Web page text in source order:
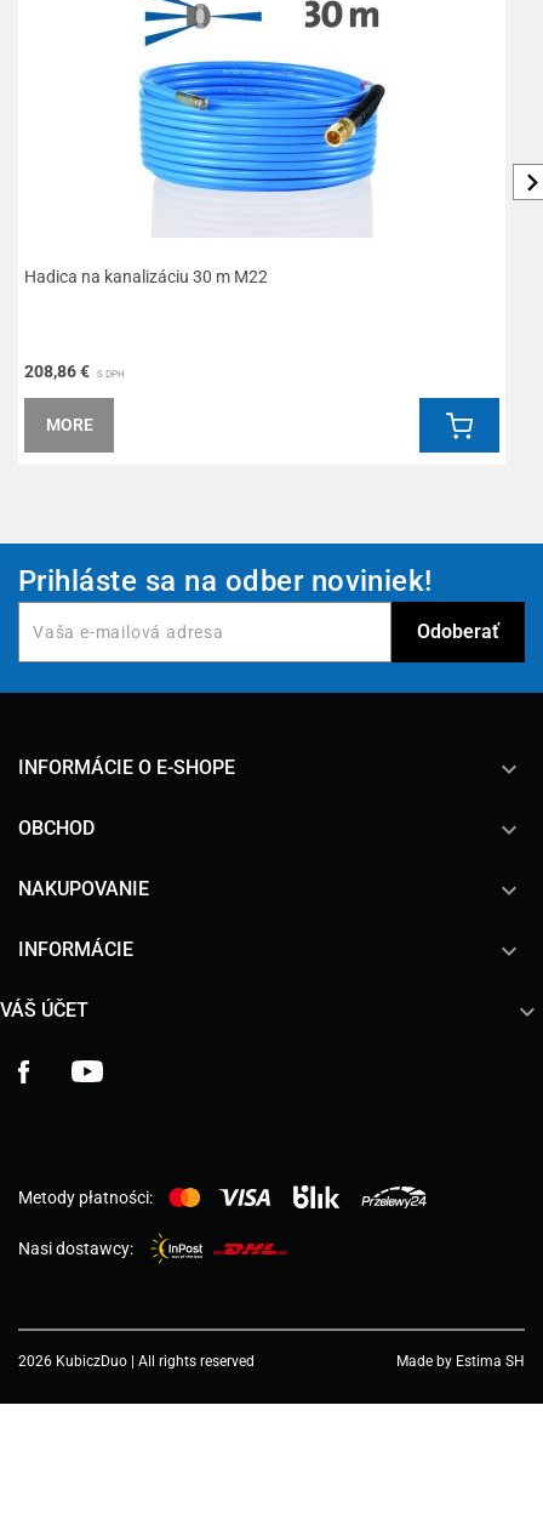
Hadica na kanalizáciu 30 m M22
208,86 € S DPH
MORE
Prihláste sa na odber noviniek!
INFORMÁCIE O E-SHOPE keyboard_arrow_down
OBCHOD 
NAKUPOVANIE 
INFORMÁCIE 
VÁŠ ÚČET 
Facebook
Metody płatności:
Nasi dostawcy:
2026 KubiczDuo | All rights reserved Made by Estima SH